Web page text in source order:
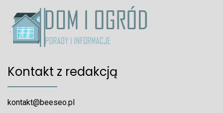
Kontakt z redakcją
kontakt@beeseo.pl